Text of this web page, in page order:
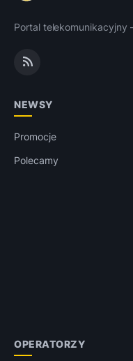
Portal
NEWSY
Promocje
Polecamy
OPERATORZY